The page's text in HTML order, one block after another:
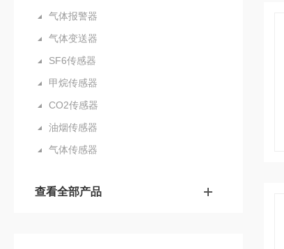
气体报警器
气体变送器
SF6传感器
甲烷传感器
CO2传感器
油烟传感器
气体传感器
查看全部产品